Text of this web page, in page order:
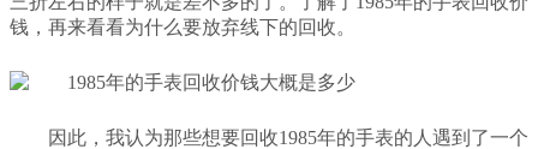
钱，再来看看为什么要放弃线下的回收。
因此，我认为那些想要回收1985年的手表的人遇到了一个